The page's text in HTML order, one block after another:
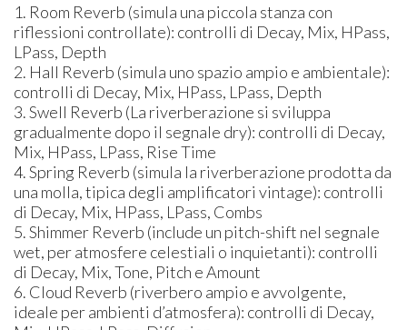
1. Room Reverb (simula una piccola stanza con
riflessioni controllate): controlli di Decay, Mix, HPass,
LPass, Depth
2. Hall Reverb (simula uno spazio ampio e ambientale):
controlli di Decay, Mix, HPass, LPass, Depth
3. Swell Reverb (La riverberazione si sviluppa
gradualmente dopo il segnale dry): controlli di Decay,
Mix, HPass, LPass, Rise Time
4. Spring Reverb (simula la riverberazione prodotta da
una molla, tipica degli amplificatori vintage): controlli
di Decay, Mix, HPass, LPass, Combs
5. Shimmer Reverb (include un pitch-shift nel segnale
wet, per atmosfere celestiali o inquietanti): controlli
di Decay, Mix, Tone, Pitch e Amount
6. Cloud Reverb (riverbero ampio e avvolgente,
ideale per ambienti d’atmosfera): controlli di Decay,